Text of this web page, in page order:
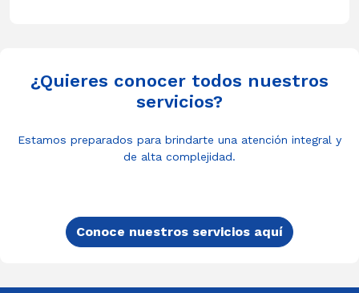
¿Quieres conocer todos nuestros
servicios?
Estamos preparados para brindarte una atención integral y
de alta complejidad.
Conoce nuestros servicios aquí